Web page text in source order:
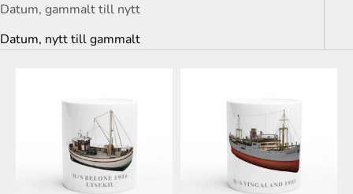
Datum, gammalt till nytt
Datum, nytt till gammalt